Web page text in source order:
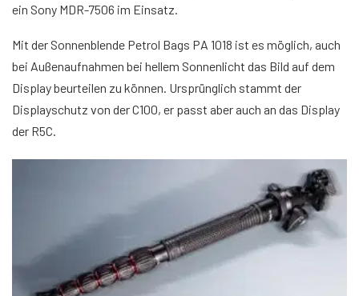
ein Sony MDR-7506 im Einsatz.
Mit der Sonnenblende Petrol Bags PA 1018 ist es möglich, auch
bei Außenaufnahmen bei hellem Sonnenlicht das Bild auf dem
Display beurteilen zu können. Ursprünglich stammt der
Displayschutz von der C100, er passt aber auch an das Display
der R5C.